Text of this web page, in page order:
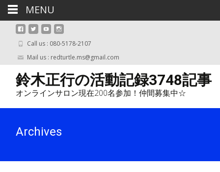
Call us : 080-5178-2107
Mail us : redturtle.ms@gmail.com
鈴木正行の活動記録3748記事
オンラインサロン現在200名参加！仲間募集中☆
Archives
MENU